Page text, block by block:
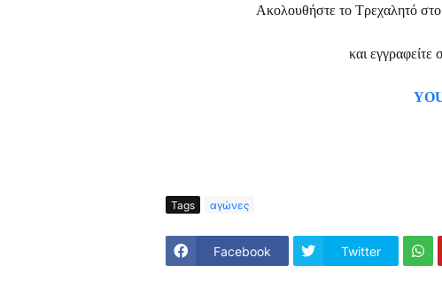
Ακολουθήστε το Τρεχαλητό στο
και εγγραφείτε
Tags αγώνες
Facebook Twitter